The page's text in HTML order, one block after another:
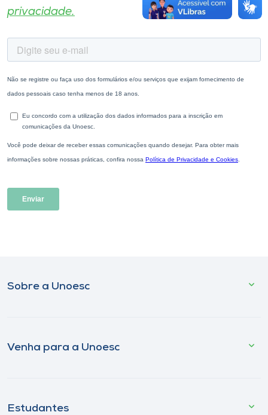
privacidade.
Sobre a Unoesc
Venha para a Unoesc
Estudantes